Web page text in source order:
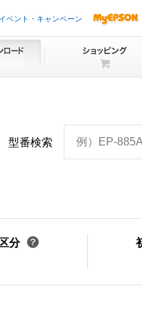
ベント・キャンペーン
型番検索 例）EP-
分